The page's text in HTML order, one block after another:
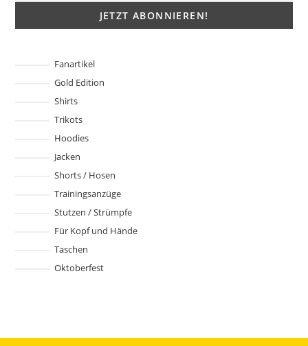
werden
Fanartikel
Gold Edition
Shirts
Trikots
Hoodies
Jacken
Shorts / Hosen
Trainingsanzüge
Stutzen / Strümpfe
Für Kopf und Hände
Taschen
Oktoberfest